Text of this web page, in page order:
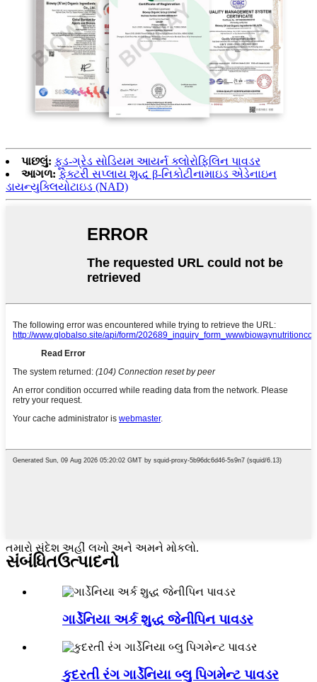
પાછલું: ફૂડ-ગ્રેડ સોડિયમ આયર્ન ક્લોરોફિલિન પાવડર
આગળ: ફેક્ટરી સપ્લાય શુદ્ધ β-નિકોટીનામાઇડ એડેનાઇન
ડાયન્યુક્લિયોટાઇડ (NAD)
તમારો સંદેશ અહીં લખો અને અમને મોકલો.
સંબંધિતઉત્પાદનો
ગાર્ડેનિયા અર્ક શુદ્ધ જેનીપિન પાવડર
કુદરતી રંગ ગાર્ડેનિયા બ્લુ પિગમેન્ટ પાવડર